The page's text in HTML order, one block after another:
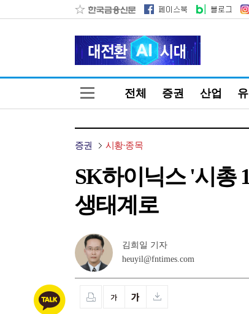
전체 증권 산업
증권 시황·종목
SK하이닉스 '시총
생태계로
김희일 기자
heuyil@fntimes.com